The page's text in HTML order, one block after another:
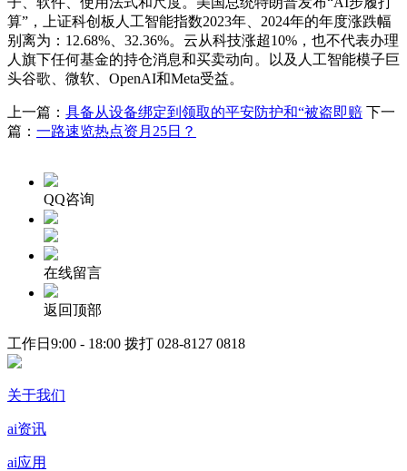
算”，上证科创板人工智能指数2023年、2024年的年度涨跌幅
别离为：12.68%、32.36%。云从科技涨超10%，也不代表办理
人旗下任何基金的持仓消息和买卖动向。以及人工智能模子巨
头谷歌、微软、OpenAI和Meta受益。
上一篇： 具备从设备绑定到领取的平安防护和“被盗即赔 下一
篇： 一路速览热点资月25日？
QQ咨询
在线留言
返回顶部
工作日9:00 - 18:00 拨打 028-8127 0818
关于我们
ai资讯
ai应用